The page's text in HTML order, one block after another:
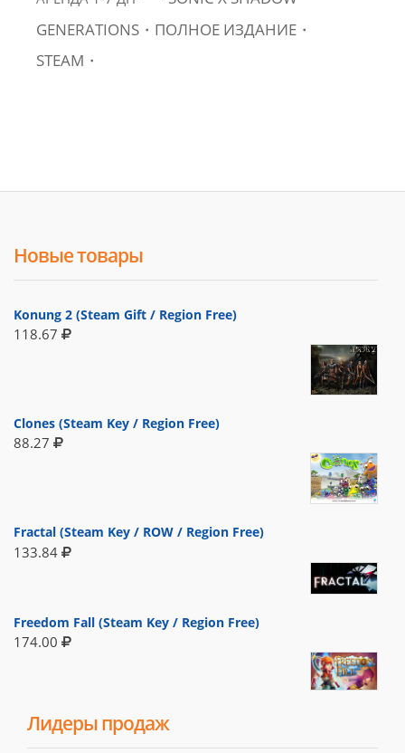
GENERATIONS・ПОЛНОЕ ИЗДАНИЕ・
STEAM・
Новые товары
Konung 2 (Steam Gift / Region Free)
118.67
Clones (Steam Key / Region Free)
88.27
Fractal (Steam Key / ROW / Region Free)
133.84
Freedom Fall (Steam Key / Region Free)
174.00
Лидеры продаж